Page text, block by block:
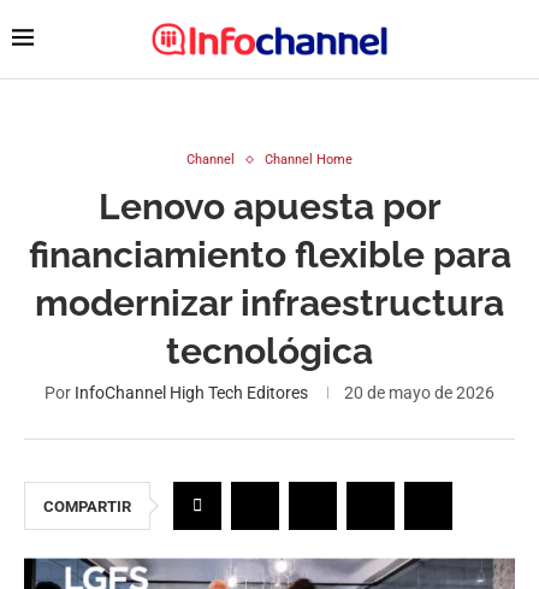
Channel Channel Home
Lenovo apuesta por
financiamiento flexible para
modernizar infraestructura
tecnológica
Por InfoChannel High Tech Editores 20 de mayo de 2026
COMPARTIR